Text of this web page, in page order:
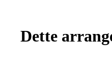
Dette